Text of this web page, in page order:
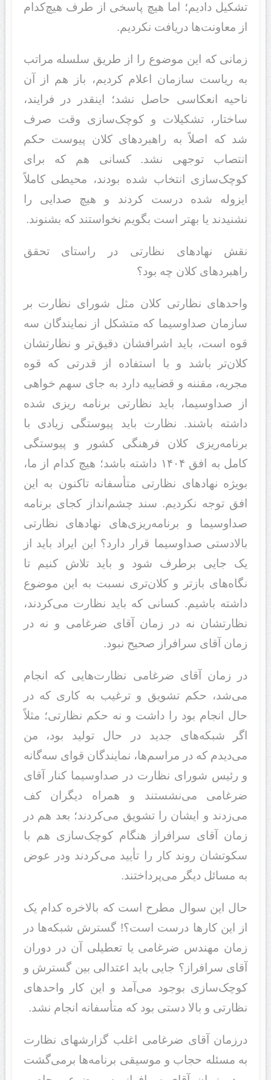
تشکیل دادیم؛ اما هیچ پاسخی از طرف هیچ‌کدام
از معاونت‌ها دریافت نکردیم.
زمانی که این موضوع را از طریق سلسله مراتب
به ریاست سازمان اعلام کردیم، باز هم از آن
ناحیه انعکاسی حاصل نشد؛ اینقدر در فرایند،
ساختار، تشکیلات و کوچک‌سازی وقت صرف
شد که اصلاً به راهبردهای کلان پیوست حکم
انتصاب توجهی نشد. کسانی هم که برای
کوچک‌سازی انتخاب شده بودند، محیطی کاملاً
ایزوله شده درست کردند و هیچ صدایی را
نشنیدند یا بهتر است بگویم نخواستند که بشنوند.
نقش نهادهای نظارتی در راستای تحقق
راهبردهای کلان چه بود؟
واحدهای نظارتی کلان مثل شورای نظارت بر
سازمان صداوسیما که متشکل از نمایندگان سه
قوه است، باید اشرافشان دقیق‌تر و نظارتشان
کلان‌تر باشد و با استفاده از قدرتی که قوه
مجریه، مقننه و قضاییه دارد به جای سهم خواهی
از صداوسیما، باید نظارتی برنامه ریزی شده
داشته باشند. نظارت باید پیوستگی زیادی با
برنامه‌ریزی کلان فرهنگی کشور و پیوستگی
کامل به افق ۱۴۰۴ داشته باشد؛ هیچ کدام از ما،
بویژه نهادهای نظارتی متأسفانه تاکنون به این
افق توجه نکردیم. سند چشم‌انداز کجای برنامه
صداوسیما و برنامه‌ریزی‌های نهادهای نظارتی
بالادستی صداوسیما قرار دارد؟ این ایراد باید از
یک جایی برطرف شود و باید تلاش کنیم تا
نگاه‌های بازتر و کلان‌تری نسبت به این موضوع
داشته باشیم. کسانی که باید نظارت می‌کردند،
نظارتشان نه در زمان آقای ضرغامی و نه در
زمان آقای سرافراز صحیح نبود.
در زمان آقای ضرغامی نظارت‌هایی که انجام
می‌شد، حکم تشویق و ترغیب به کاری که در
حال انجام بود را داشت و نه حکم نظارتی؛ مثلاً
اگر شبکه‌های جدید در حال تولید بود، من
می‌دیدم که در مراسم‌ها، نمایندگان قوای سه‌گانه
و رئیس شورای نظارت در صداوسیما کنار آقای
ضرغامی می‌نشستند و همراه دیگران کف
می‌زدند و ایشان را تشویق می‌کردند؛ بعد هم در
زمان آقای سرافراز هنگام کوچک‌سازی هم با
سکوتشان روند کار را تأیید می‌کردند ودر عوض
به مسائل دیگر می‌پرداختند.
حال این سوال مطرح است که بالاخره کدام یک
از این کارها درست است؟! گسترش شبکه‌ها در
زمان مهندس ضرغامی یا تعطیلی آن در دوران
آقای سرافراز؟ جایی باید اعتدالی بین گسترش و
کوچک‌سازی بوجود می‌آمد و این کار واحدهای
نظارتی و بالا دستی بود که متأ‌سفانه انجام نشد.
درزمان آقای ضرغامی اغلب گزارشهای نظارت
به مسئله حجاب و موسیقی برنامه‌ها برمی‌گشت